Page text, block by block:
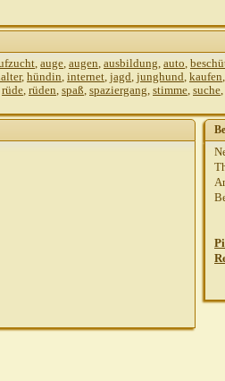
, auge, augen, ausbildung, auto,
, hündin, internet, jagd, junghund, kaufen,
rüde, rüden, spaß, spaziergang, stimme, suche,